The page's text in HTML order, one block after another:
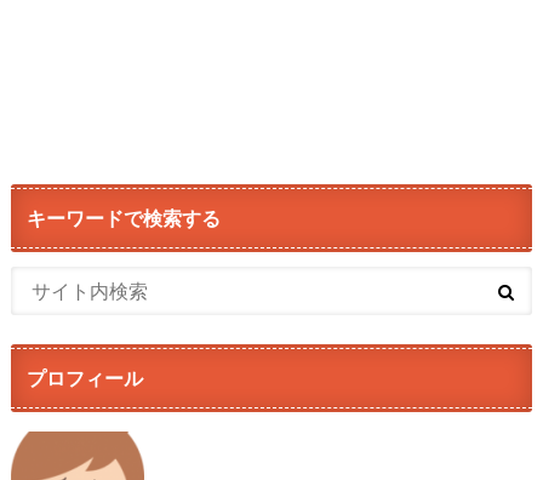
キーワードで検索する
プロフィール